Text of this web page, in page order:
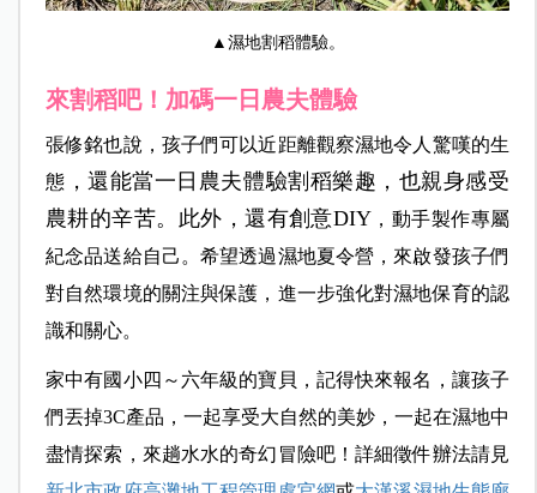
▲濕地割稻體驗。
來割稻吧！加碼一日農夫體驗
張修銘也說，孩子們可以近距離觀察濕地令人驚嘆的生
態 ，還能當一日農夫體驗割稻樂趣，也親身感受
農耕的辛苦。此外，還有創意DIY，動手製作專屬
紀念品送給自己。希望透過濕地夏令營，來啟發孩子們
對自然環境的關注與保護，進一步強化對濕地保育的認
識和關心。
家中有國小四～六年級的寶貝，記得快來報名，讓孩子
們丟掉3C產品，一起享受大自然的美妙，一起在濕地中
盡情探索，來趟水水的奇幻冒險吧！詳細徵件辦法請見